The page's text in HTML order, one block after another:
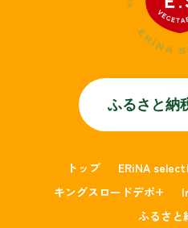
ふるさと納
トップ ERiNA select
キングスロードデポ+
ふるさと